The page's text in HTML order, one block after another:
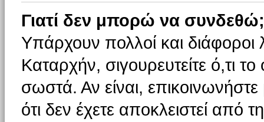
Γιατί δεν μπορώ να συνδεθώ;
Υπάρχουν πολλοί και
Καταρχήν, σιγουρευτείτε ό,τι
σωστά. Αν είναι, επικοινωνήστε
ότι δεν έχετε αποκλειστεί από